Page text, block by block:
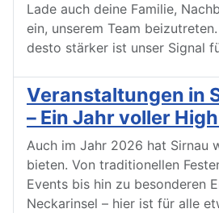
Lade auch deine Familie,
ein, unserem Team
desto stärker ist unser Signal
Veranstaltungen in
– Ein Jahr voller
Auch im Jahr 2026 hat Sirnau
bieten. Von traditionellen
Events bis hin zu besonderen
Neckarinsel – hier ist für alle